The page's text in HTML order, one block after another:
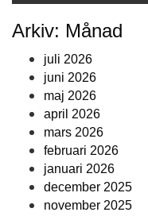
Arkiv: Månad
juli 2026
juni 2026
maj 2026
april 2026
mars 2026
februari 2026
januari 2026
december 2025
november 2025